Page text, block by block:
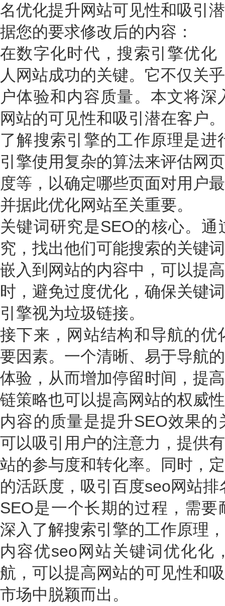
名优化提升网站可见性和吸引
据您的要求修改后的内容：
在数字化时代，搜索引擎优化
人网站成功的关键。它不仅关
户体验和内容质量。本文将
网站的可见性和吸引潜在客户。
了解搜索引擎的工作原理是进
引擎使用复杂的算法来评估网
度等，以确定哪些页面对用户
并据此优化网站至关重要。
关键词研究是SEO的核心。
究，找出他们可能搜索的关键
嵌入到网站的内容中，可以提
时，避免过度优化，确保关键
引擎视为垃圾链接。
接下来，网站结构和导航的优
要因素。一个清晰、易于导航
体验，从而增加停留时间，提
链策略也可以提高网站的权威
内容的质量是提升SEO效果
可以吸引用户的注意力，提供
站的参与度和转化率。同时，
的活跃度，吸引百度seo网站
SEO是一个长期的过程，需
深入了解搜索引擎的工作原理
内容优seo网站关键词优化化
航，可以提高网站的可见性和
市场中脱颖而出。